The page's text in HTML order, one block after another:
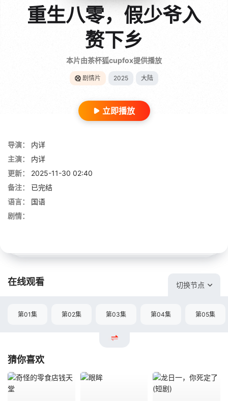
重生八零，假少爷入
赘下乡
本片由茶杯狐cupfox提供播放
剧情片 2025 大陆
立即播放
导演：
内详
主演：
内详
更新：
2025-11-30 02:40
备注：
已完结
语言：
国语
剧情：
在线观看 切换节点
第01集 第02集 第03集 第04集 第05集
猜你喜欢